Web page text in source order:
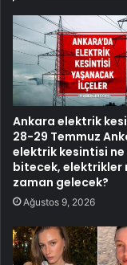
Ankara elektrik
28-29 Temmuz
elektrik kesintisi
bitecek, elektrikler
zaman gelecek?
Ağustos 9, 2026